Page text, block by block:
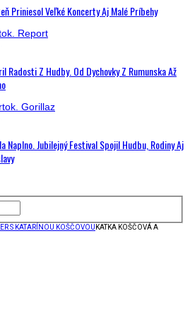
Priniesol Veľké Koncerty Aj Malé Príbehy
Radosti Z Hudby. Od Dychovky Z Rumunska Až
Naplno. Jubilejný Festival Spojil Hudbu, Rodiny Aj
S KATARÍNOU KOŠČOVOU KATKA KOŠČOVÁ A